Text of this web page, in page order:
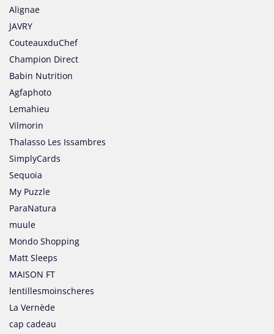
Alignae
JAVRY
CouteauxduChef
Champion Direct
Babin Nutrition
Agfaphoto
Lemahieu
Vilmorin
Thalasso Les Issambres
SimplyCards
Sequoia
My Puzzle
ParaNatura
muule
Mondo Shopping
Matt Sleeps
MAISON FT
lentillesmoinscheres
La Vernède
cap cadeau